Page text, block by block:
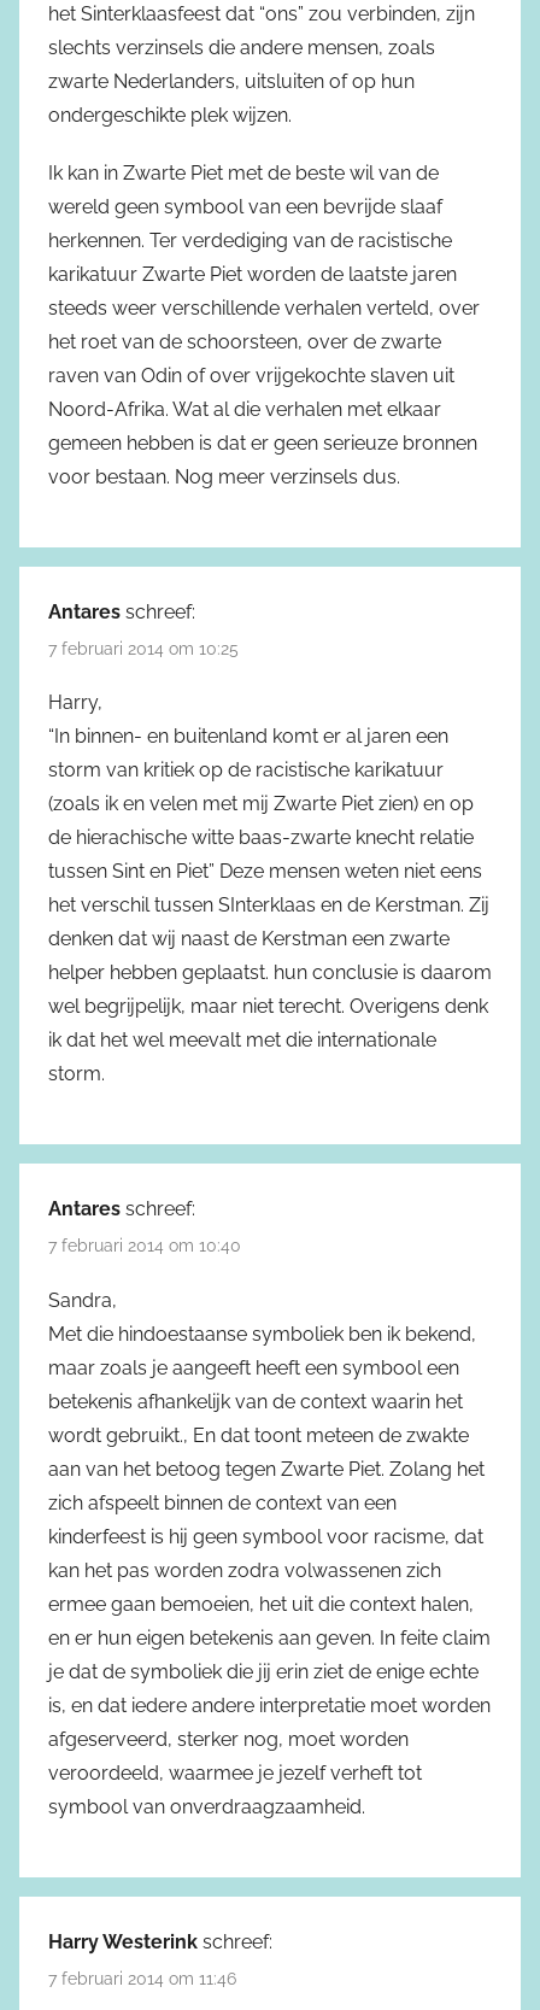
het Sinterklaasfeest dat “ons” zou verbinden, zijn
slechts verzinsels die andere mensen, zoals
zwarte Nederlanders, uitsluiten of op hun
ondergeschikte plek wijzen.
Ik kan in Zwarte Piet met de beste wil van de
wereld geen symbool van een bevrijde slaaf
herkennen. Ter verdediging van de racistische
karikatuur Zwarte Piet worden de laatste jaren
steeds weer verschillende verhalen verteld, over
het roet van de schoorsteen, over de zwarte
raven van Odin of over vrijgekochte slaven uit
Noord-Afrika. Wat al die verhalen met elkaar
gemeen hebben is dat er geen serieuze bronnen
voor bestaan. Nog meer verzinsels dus.
Antares schreef:
7 februari 2014 om 10:25
Harry,
“In binnen- en buitenland komt er al jaren een
storm van kritiek op de racistische karikatuur
(zoals ik en velen met mij Zwarte Piet zien) en op
de hierachische witte baas-zwarte knecht relatie
tussen Sint en Piet” Deze mensen weten niet eens
het verschil tussen SInterklaas en de Kerstman. Zij
denken dat wij naast de Kerstman een zwarte
helper hebben geplaatst. hun conclusie is daarom
wel begrijpelijk, maar niet terecht. Overigens denk
ik dat het wel meevalt met die internationale
storm.
Antares schreef:
7 februari 2014 om 10:40
Sandra,
Met die hindoestaanse symboliek ben ik bekend,
maar zoals je aangeeft heeft een symbool een
betekenis afhankelijk van de context waarin het
wordt gebruikt., En dat toont meteen de zwakte
aan van het betoog tegen Zwarte Piet. Zolang het
zich afspeelt binnen de context van een
kinderfeest is hij geen symbool voor racisme, dat
kan het pas worden zodra volwassenen zich
ermee gaan bemoeien, het uit die context halen,
en er hun eigen betekenis aan geven. In feite claim
je dat de symboliek die jij erin ziet de enige echte
is, en dat iedere andere interpretatie moet worden
afgeserveerd, sterker nog, moet worden
veroordeeld, waarmee je jezelf verheft tot
symbool van onverdraagzaamheid.
Harry Westerink schreef:
7 februari 2014 om 11:46